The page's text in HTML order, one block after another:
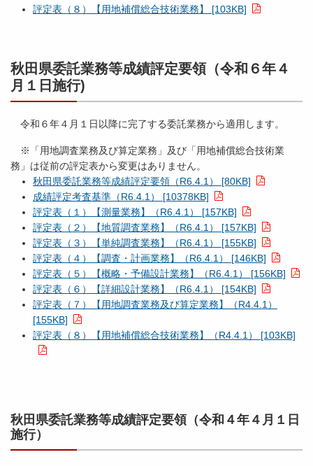
評定表（８）【用地補償総合技術業務】 [103KB]
秋田県委託業務等成績評定要領（令和６年４
月１日施行)
令和６年４月１日以降に完了する委託業務から適用します。
※「用地調査業務及び算定業務」及び「用地補償総合技術業
務」は従前の評定表から変更はありません。
秋田県委託業務等成績評定要領（R6.4.1） [80KB]
成績評定考査基準（R6.4.1） [10378KB]
評定表（１）【測量業務】（R6.4.1） [157KB]
評定表（２）【地質調査業務】（R6.4.1） [157KB]
評定表（３）【単純調査業務】（R6.4.1） [155KB]
評定表（４）【調査・計画業務】（R6.4.1） [146KB]
評定表（５）【概略・予備設計業務】（R6.4.1） [156KB]
評定表（６）【詳細設計業務】（R6.4.1） [154KB]
評定表（７）【用地調査業務及び算定業務】（R4.4.1）
[155KB]
評定表（８）【用地補償総合技術業務】（R4.4.1） [103KB]
秋田県委託業務等成績評定要領（令和４年４月１日
施行）